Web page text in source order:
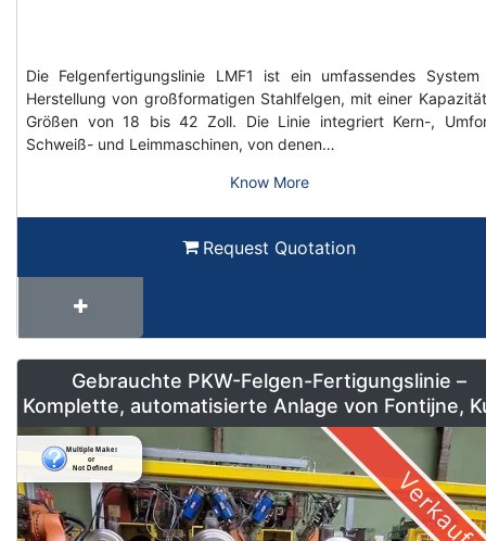
Die Felgenfertigungslinie LMF1 ist ein umfassendes
Herstellung von großformatigen Stahlfelgen, mit einer
Größen von 18 bis 42 Zoll. Die Linie integriert Kern-,
Schweiß- und Leimmaschinen, von denen…
Know More
Request Quotation
Gebrauchte PKW-Felgen-Fertigungslinie –
Komplette, automatisierte Anlage von Fontijne,
& Georg
Verkauft